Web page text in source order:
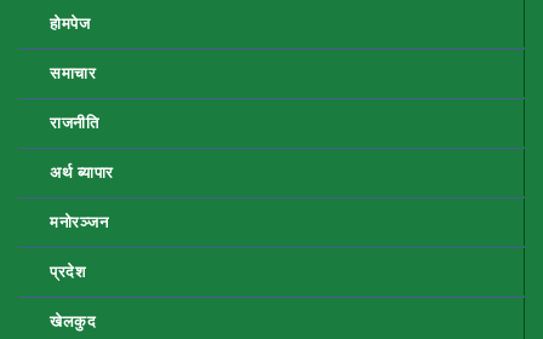
होमपेज
समाचार
राजनीति
अर्थ ब्यापार
मनोरञ्जन
प्रदेश
खेलकुद